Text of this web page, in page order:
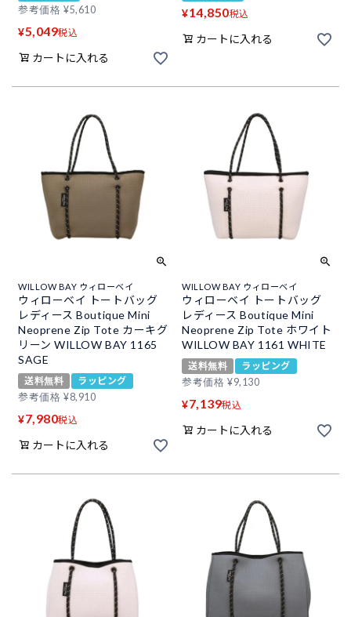
参考価格 ¥5,610
¥5,049税込
カートに入れる
¥14,850税込
カートに入れる
WILLOW BAY ウィローベイ
ウィローベイ トートバッグ
レディース Boutique Mini
Neoprene Zip Tote カーキグ
リーン WILLOW BAY 1165
SAGE
送料無料
ラッピング
参考価格 ¥8,910
¥7,980税込
カートに入れる
WILLOW BAY ウィローベイ
ウィローベイ トートバッグ
レディース Boutique Mini
Neoprene Zip Tote ホワイト
WILLOW BAY 1161 WHITE
送料無料
ラッピング
参考価格 ¥9,130
¥7,139税込
カートに入れる